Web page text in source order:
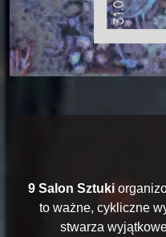
9 Salon Sztuki
to ważne, cykliczne
stwarza